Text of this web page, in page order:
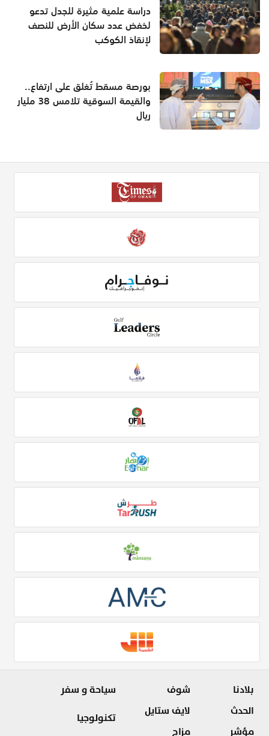
دراسة علمية مثيرة للجدل تدعو
لخفض عدد سكان الأرض للنصف
لإنقاذ الكوكب
بورصة مسقط تُغلق على ارتفاع..
والقيمة السوقية تلامس 38 مليار
ريال
بلادنا
الحدث
مؤشر
شوف
لايف ستايل
مزاج
سياحة و سفر
تكنولوجيا